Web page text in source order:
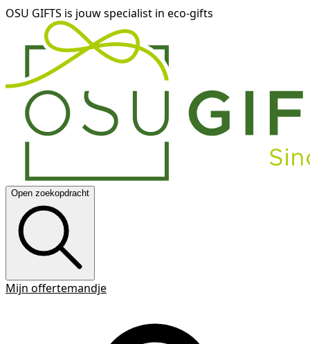
OSU GIFTS is jouw specialist in eco-gifts
Open zoekopdracht
Mijn offertemandje